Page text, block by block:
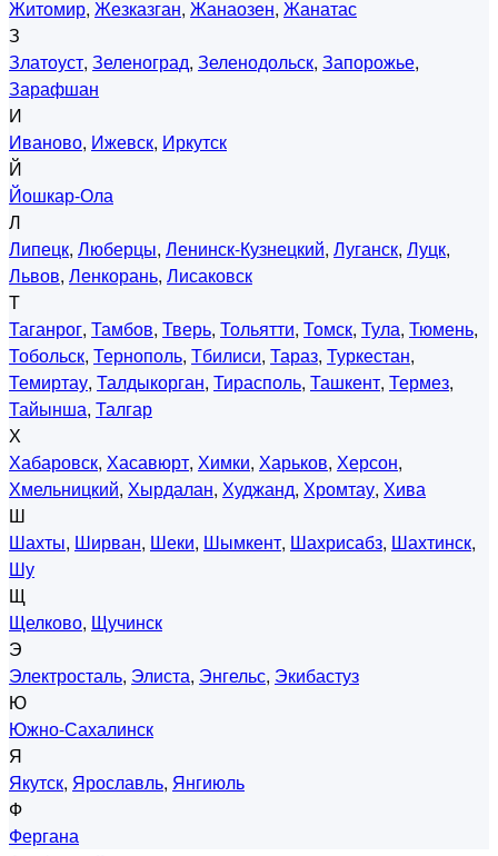
Житомир, Жезказган, Жанаозен, Жанатас
З
Златоуст, Зеленоград, Зеленодольск, Запорожье,
Зарафшан
И
Иваново, Ижевск, Иркутск
Й
Йошкар-Ола
Л
Липецк, Люберцы, Ленинск-Кузнецкий, Луганск, Луцк,
Львов, Ленкорань, Лисаковск
Т
Таганрог, Тамбов, Тверь, Тольятти, Томск, Тула, Тюмень,
Тобольск, Тернополь, Тбилиси, Тараз, Туркестан,
Темиртау, Талдыкорган, Тирасполь, Ташкент, Термез,
Тайынша, Талгар
Х
Хабаровск, Хасавюрт, Химки, Харьков, Херсон,
Хмельницкий, Хырдалан, Худжанд, Хромтау, Хива
Ш
Шахты, Ширван, Шеки, Шымкент, Шахрисабз, Шахтинск,
Шу
Щ
Щелково, Щучинск
Э
Электросталь, Элиста, Энгельс, Экибастуз
Ю
Южно-Сахалинск
Я
Якутск, Ярославль, Янгиюль
Ф
Фергана